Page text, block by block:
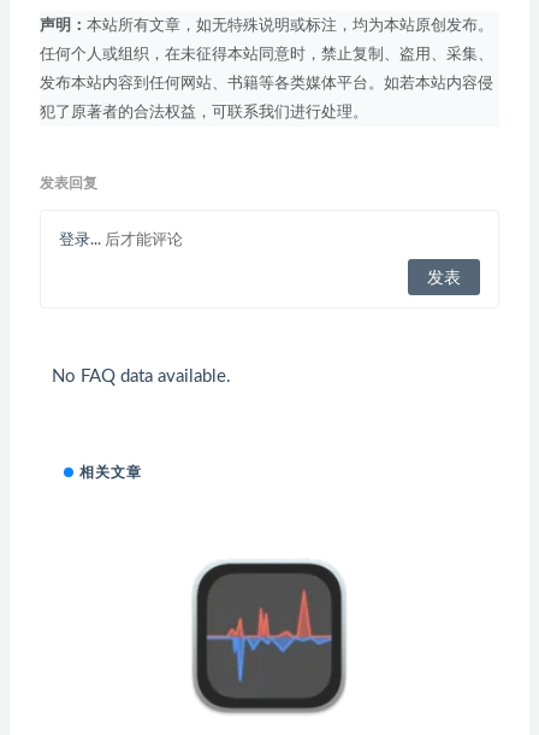
声明： 本站所有文章，如无特殊说明或标注，均为本站原创发布。
任何个人或组织，在未征得本站同意时，禁止复制、盗用、采集、
发布本站内容到任何网站、书籍等各类媒体平台。如若本站内容侵
犯了原著者的合法权益，可联系我们进行处理。
发表回复
登录... 后才能评论
No FAQ data available.
相关文章